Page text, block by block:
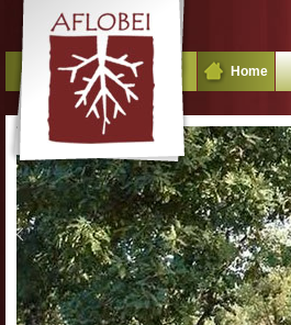
Home